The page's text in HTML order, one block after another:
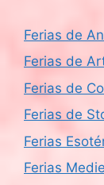
Ferias de
Ferias de
Ferias de
Ferias de
Ferias
Ferias